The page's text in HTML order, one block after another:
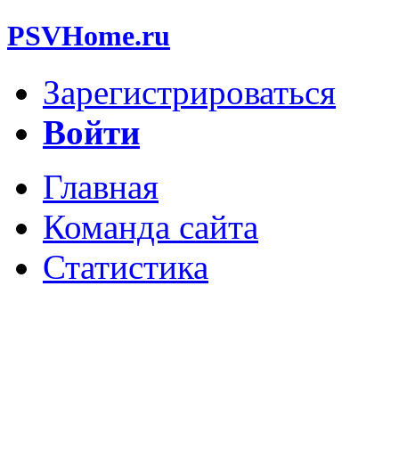
PSVHome.ru
Зарегистрироваться
Войти
Главная
Команда сайта
Статистика